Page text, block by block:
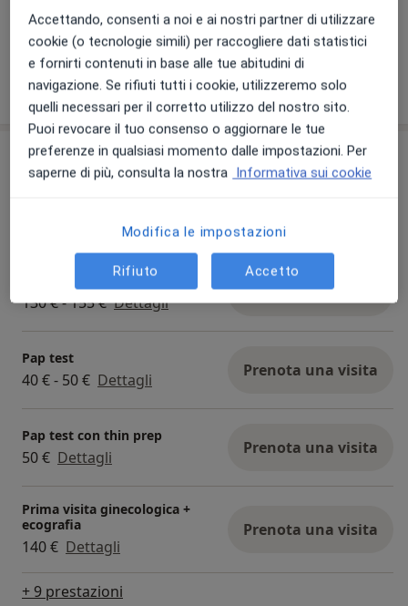
10/12/2025
Mostra di più (2)
Prestazioni e prezzi
Ecografia ginecologica
130 € - 155 € Dettagli Prenota una visita
Pap test
40 € - 50 € Dettagli Prenota una visita
Pap test con thin prep
50 € Dettagli Prenota una visita
Prima visita ginecologica +
ecografia
140 € Dettagli
Prenota una visita
+ 9 prestazioni
Accettando, consenti a noi e ai nostri partner di utilizzare
cookie (o tecnologie simili) per raccogliere dati statistici
e fornirti contenuti in base alle tue abitudini di
navigazione. Se rifiuti tutti i cookie, utilizzeremo solo
quelli necessari per il corretto utilizzo del nostro sito.
Puoi revocare il tuo consenso o aggiornare le tue
preferenze in qualsiasi momento dalle impostazioni. Per
saperne di più, consulta la nostra Informativa sui cookie
Modifica le impostazioni
Rifiuto Accetto